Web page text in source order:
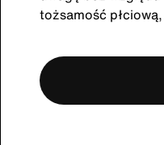
tożsamość